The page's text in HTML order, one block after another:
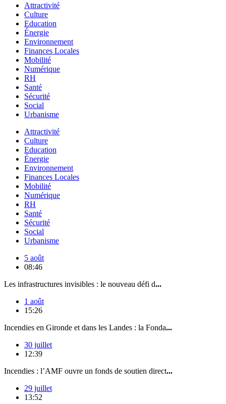
Attractivité
Culture
Education
Énergie
Environnement
Finances Locales
Mobilité
Numérique
RH
Santé
Sécurité
Social
Urbanisme
Attractivité
Culture
Education
Énergie
Environnement
Finances Locales
Mobilité
Numérique
RH
Santé
Sécurité
Social
Urbanisme
5 août
08:46
Les infrastructures invisibles : le nouveau défi d...
1 août
15:26
Incendies en Gironde et dans les Landes : la Fonda...
30 juillet
12:39
Incendies : l’AMF ouvre un fonds de soutien direct...
29 juillet
13:52